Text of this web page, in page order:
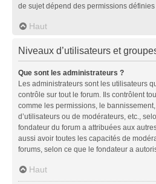
de sujet dépend des permissions définies
Haut
Niveaux d’utilisateurs et
Que sont les administrateurs ?
Les administrateurs sont les utilisateurs
contrôle sur tout le forum. Ils contrôlent
comme les permissions, le
d’utilisateurs ou de modérateurs, etc.,
fondateur du forum a attribuées aux
aussi avoir toutes les capacités de
forums, selon ce que le fondateur a
Haut